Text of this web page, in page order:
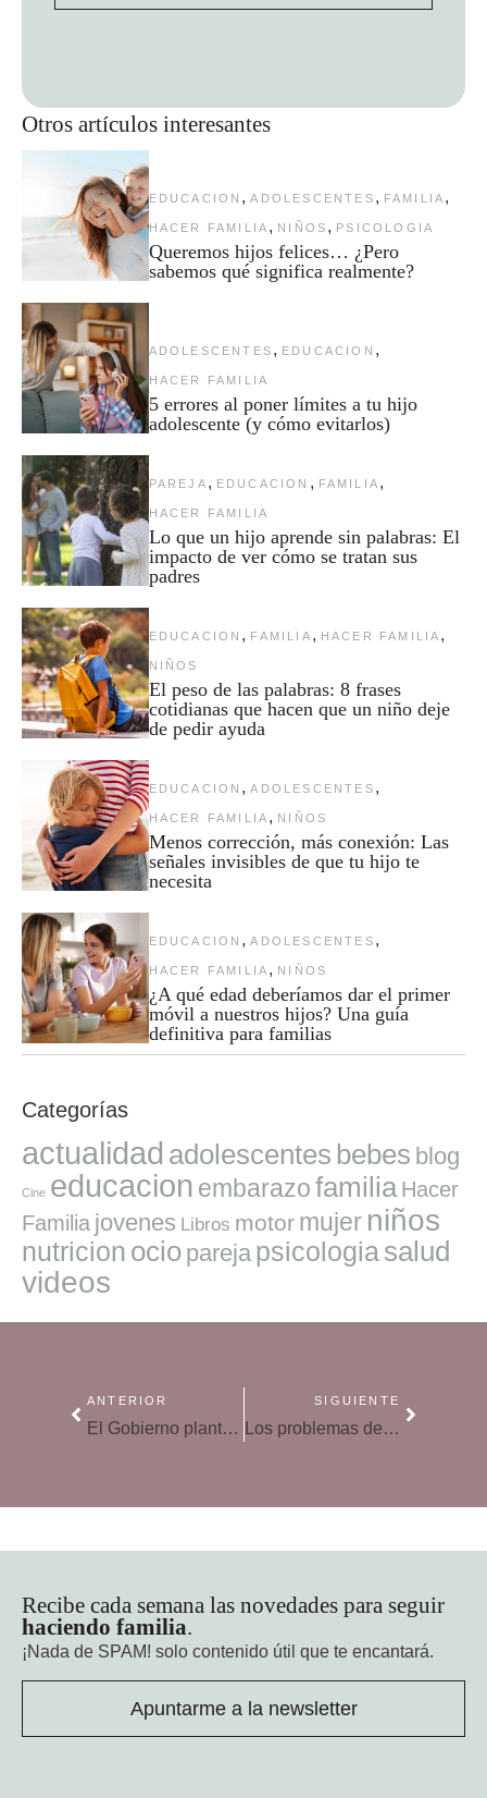
Otros artículos interesantes
EDUCACION , ADOLESCENTES , FAMILIA ,
HACER FAMILIA , NIÑOS , PSICOLOGIA
Queremos hijos felices… ¿Pero
sabemos qué significa realmente?
ADOLESCENTES , EDUCACION ,
HACER FAMILIA
5 errores al poner límites a tu hijo
adolescente (y cómo evitarlos)
PAREJA , EDUCACION , FAMILIA ,
HACER FAMILIA
Lo que un hijo aprende sin palabras: El
impacto de ver cómo se tratan sus
padres
EDUCACION , FAMILIA , HACER FAMILIA ,
NIÑOS
El peso de las palabras: 8 frases
cotidianas que hacen que un niño deje
de pedir ayuda
EDUCACION , ADOLESCENTES ,
HACER FAMILIA , NIÑOS
Menos corrección, más conexión: Las
señales invisibles de que tu hijo te
necesita
EDUCACION , ADOLESCENTES ,
HACER FAMILIA , NIÑOS
¿A qué edad deberíamos dar el primer
móvil a nuestros hijos? Una guía
definitiva para familias
Categorías
actualidad adolescentes bebes blog
Cine educacion embarazofamilia Hacer
Familia jovenes Libros motor mujer niños
nutricion ocio pareja psicologiasalud
videos
ANTERIOR
El Gobierno plantea una nueva estrategia contra el acoso escolar
SIGUIENTE
Los problemas de lectura en niños repercuten en su futuro
Recibe cada semana las novedades para seguir
haciendo familia.
¡Nada de SPAM! solo contenido útil que te encantará.
Apuntarme a la newsletter